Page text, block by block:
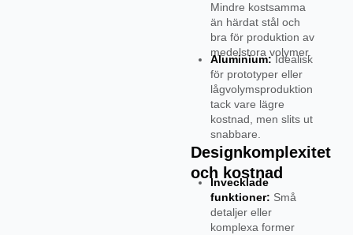
Mindre kostsamma
än härdat stål och
bra för produktion av
medelstora volymer.
Aluminium:Idealisk
för prototyper eller
lågvolymsproduktion
tack vare lägre
kostnad, men slits ut
snabbare.
Designkomplexitet
och kostnad
Invecklade
funktioner: Små
detaljer eller
komplexa former